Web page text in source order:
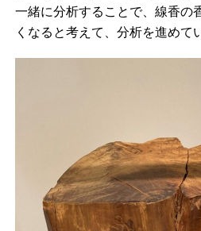
一緒に分析することで、線香の
くなると考えて、分析を進めて